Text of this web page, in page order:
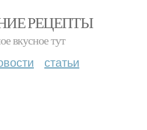
РЕЦЕПТЫ
вкусное тут
статьи